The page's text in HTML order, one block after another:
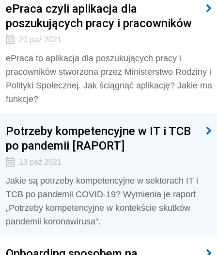
ePraca czyli aplikacja dla
poszukujących pracy i pracowników
20 paź 2021
ePraca to aplikacja dla poszukujących pracy i
pracowników stworzona przez Ministerstwo Rodziny i
Polityki Społecznej. Jak ściągnąć aplikację? Jakie ma
funkcje?
Potrzeby kompetencyjne w IT i TCB
po pandemii [RAPORT]
13 paź 2021
Jakie są potrzeby kompetencyjne w sektorach IT i
TCB po pandemii COVID-19? Wymienia je raport
„Potrzeby kompetencyjne w kontekście skutków
pandemii koronawirusa”.